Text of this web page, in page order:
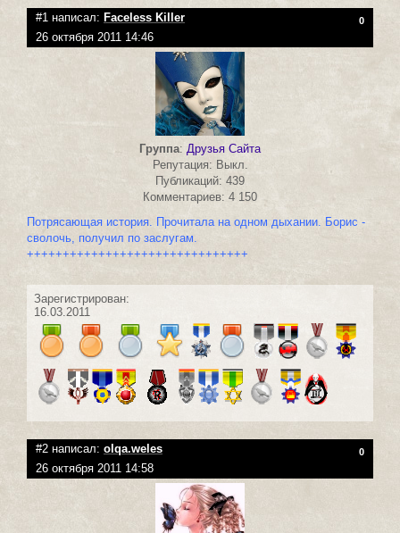
#1 написал: Faceless Killer 0
26 октября 2011 14:46
Группа: Друзья Сайта
Репутация: Выкл.
Публикаций: 439
Комментариев: 4 150
Потрясающая история. Прочитала на одном дыхании. Борис -
сволочь, получил по заслугам.
+++++++++++++++++++++++++++++++
Зарегистрирован:
16.03.2011
#2 написал: olqa.weles 0
26 октября 2011 14:58